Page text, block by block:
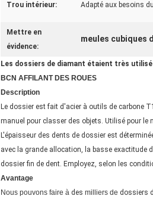
Trou intérieur: Adapté aux besoins
Mettre en
évidence:
meules cubiques
Les dossiers de diamant étaient très
BCN AFFILANT DES ROUES
Description
Le dossier est fait d'acier à outils de carbone
manuel pour classer des objets. Utilisé pour le
L'épaisseur des dents de dossier est
avec la grande allocation, la basse exactitude
dossier fin de dent. Employez, selon les
Avantage
Nous pouvons faire à des milliers de dossiers